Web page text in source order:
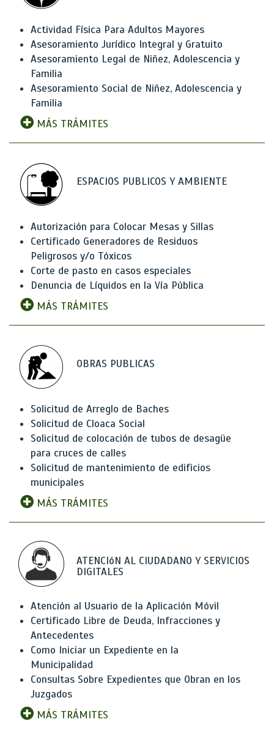
Actividad Física Para Adultos Mayores
Asesoramiento Jurídico Integral y Gratuito
Asesoramiento Legal de Niñez, Adolescencia y
Familia
Asesoramiento Social de Niñez, Adolescencia y
Familia
MÁS TRÁMITES
ESPACIOS PUBLICOS Y AMBIENTE
Autorización para Colocar Mesas y Sillas
Certificado Generadores de Residuos
Peligrosos y/o Tóxicos
Corte de pasto en casos especiales
Denuncia de Líquidos en la Vía Pública
MÁS TRÁMITES
OBRAS PUBLICAS
Solicitud de Arreglo de Baches
Solicitud de Cloaca Social
Solicitud de colocación de tubos de desagüe
para cruces de calles
Solicitud de mantenimiento de edificios
municipales
MÁS TRÁMITES
ATENCIóN AL CIUDADANO Y SERVICIOS
DIGITALES
Atención al Usuario de la Aplicación Móvil
Certificado Libre de Deuda, Infracciones y
Antecedentes
Como Iniciar un Expediente en la
Municipalidad
Consultas Sobre Expedientes que Obran en los
Juzgados
MÁS TRÁMITES